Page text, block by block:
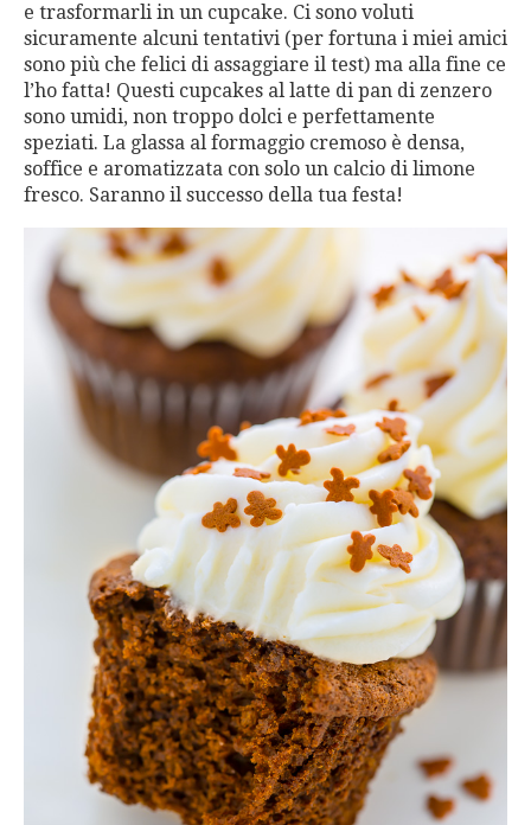
e trasformarli in un cupcake. Ci sono voluti
sicuramente alcuni tentativi (per fortuna i miei amici
sono più che felici di assaggiare il test) ma alla fine ce
l’ho fatta! Questi cupcakes al latte di pan di zenzero
sono umidi, non troppo dolci e perfettamente
speziati. La glassa al formaggio cremoso è densa,
soffice e aromatizzata con solo un calcio di limone
fresco. Saranno il successo della tua festa!